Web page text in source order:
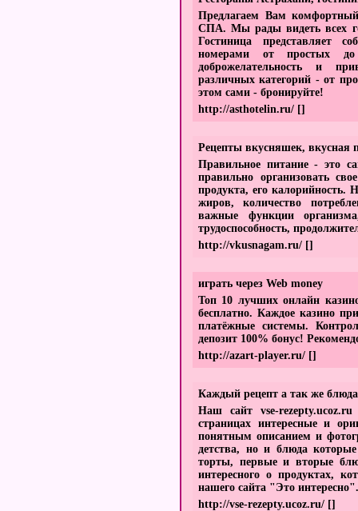
Предлагаем Вам
СПА. Мы рады видеть всех
Гостиница представляет
номерами от простых
доброжелательность и
различных категорий - от
этом сами - бронируйте!
http://asthotelin.ru/ []
Рецепты вкусняшек, вкусная
Правильное питание - это
правильно организовать
продукта, его калорийность.
жиров, количество
важные функции
трудоспособность,
http://vkusnagam.ru/ []
играть через Web money
Топ 10 лучших онлайн
бесплатно. Каждое казино
платёжные системы.
депозит 100% бонус!
http://azart-player.ru/ []
Каждый рецепт а так же
Наш сайт vse-
страницах интересные и
понятным описанием и
детства, но и блюда
торты, первые и вторые
интересного о продуктах,
нашего сайта "Это интересно".
http://vse-rezepty.ucoz.ru/ []